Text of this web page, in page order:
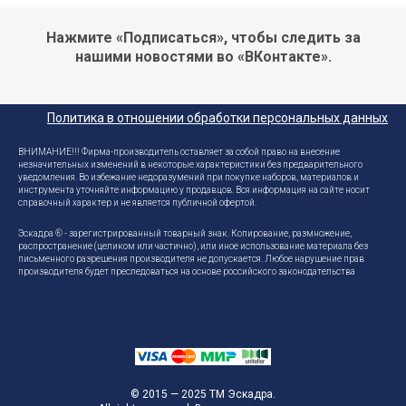
Нажмите «Подписаться», чтобы следить за
нашими новостями во «ВКонтакте».
Политика в отношении обработки персональных данных
ВНИМАНИЕ!!! Фирма-производитель оставляет за собой право на внесение
незначительных изменений в некоторые характеристики без предварительного
уведомления. Во избежание недоразумений при покупке наборов, материалов и
инструмента уточняйте информацию у продавцов. Вся информация на сайте носит
справочный характер и не является публичной офертой.
Эскадра ® - зарегистрированный товарный знак. Копирование, размножение,
распространение (целиком или частично), или иное использование материала без
письменного разрешения производителя не допускается. Любое нарушение прав
производителя будет преследоваться на основе российского законодательства
© 2015 — 2025 ТМ Эскадра.